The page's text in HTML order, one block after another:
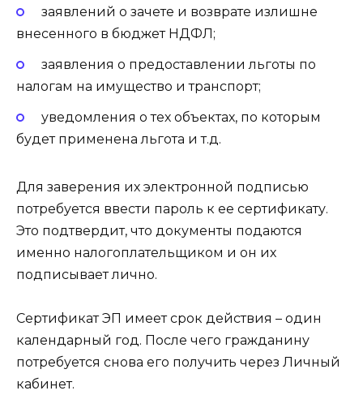
заявлений о зачете и возврате излишне
внесенного в бюджет НДФЛ;
заявления о предоставлении льготы по
налогам на имущество и транспорт;
уведомления о тех объектах, по которым
будет применена льгота и т.д.
Для заверения их электронной подписью
потребуется ввести пароль к ее сертификату.
Это подтвердит, что документы подаются
именно налогоплательщиком и он их
подписывает лично.
Сертификат ЭП имеет срок действия – один
календарный год. После чего гражданину
потребуется снова его получить через Личный
кабинет.